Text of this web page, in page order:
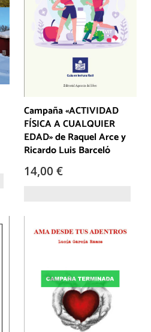
Campaña «ACTIVIDAD
FÍSICA A CUALQUIER
EDAD» de Raquel Arce y
Ricardo Luis Barceló
14,00 €